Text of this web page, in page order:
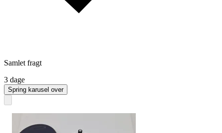
Samlet fragt
3 dage
Spring karusel over